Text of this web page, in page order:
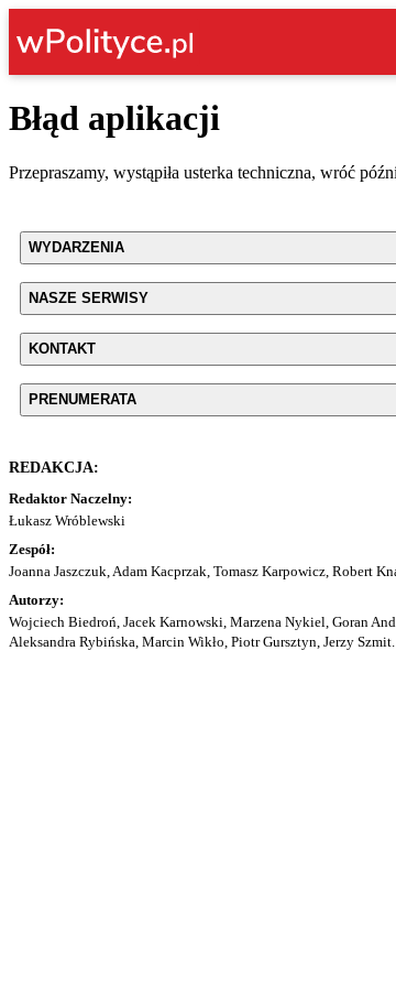
Błąd aplikacji
Przepraszamy, wystąpiła usterka techniczna, wróć
WYDARZENIA
NASZE SERWISY
KONTAKT
PRENUMERATA
REDAKCJA:
Redaktor Naczelny:
Łukasz Wróblewski
Zespół:
Joanna Jaszczuk, Adam Kacprzak, Tomasz Karpowicz, Robert
Autorzy:
Wojciech Biedroń, Jacek Karnowski, Marzena Nykiel, Goran
Aleksandra Rybińska, Marcin Wikło, Piotr Gursztyn, Jerzy Szmit.